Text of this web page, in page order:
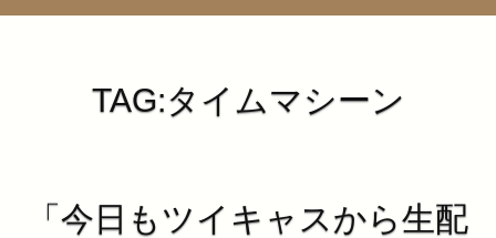
TAG:タイムマシーン
「今日もツイキャスから生配